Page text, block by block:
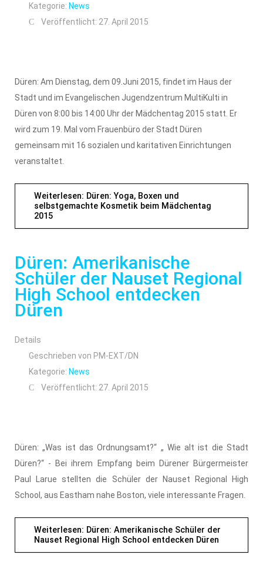
Kategorie: News
Veröffentlicht: 27. April 2015
Düren: Am Dienstag, dem 09.Juni 2015, findet im Haus der
Stadt und im Evangelischen Jugendzentrum MultiKulti in
Düren von 8:00 bis 14:00 Uhr der Mädchentag 2015 statt. Er
wird zum 19. Mal vom Frauenbüro der Stadt Düren
gemeinsam mit 16 sozialen und karitativen Einrichtungen
veranstaltet.
Weiterlesen: Düren: Yoga, Boxen und
selbstgemachte Kosmetik beim Mädchentag
2015
Düren: Amerikanische
Schüler der Nauset Regional
High School entdecken
Düren
Details
Geschrieben von PM-EXT/DN
Kategorie: News
Veröffentlicht: 27. April 2015
Düren: „Was ist das Ordnungsamt?“ „ Wie alt ist die Stadt
Düren?“ - Bei ihrem Empfang beim Dürener Bürgermeister
Paul Larue stellten die Schüler der Nauset Regional High
School, aus Eastham nahe Boston, viele interessante Fragen.
Weiterlesen: Düren: Amerikanische Schüler der
Nauset Regional High School entdecken Düren